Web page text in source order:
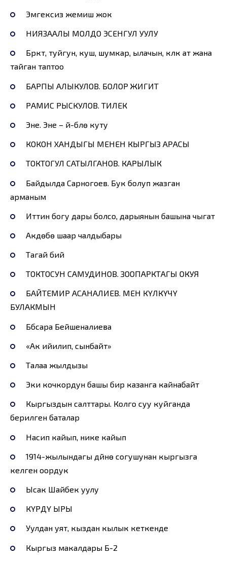
Эмгексиз жемиш жок
НИЯЗААЛЫ МОЛДО ЭСЕНГУЛ УУЛУ
Бүркүт, туйгун, куш, шумкар, ылачын, күлүк ат жана
тайган таптоо
БАРПЫ АЛЫКУЛОВ. БОЛОР ЖИГИТ
РАМИС РЫСКУЛОВ. ТИЛЕК
Эне. Эне – үй-бүлө куту
КОКОН ХАНДЫГЫ МЕНЕН КЫРГЫЗ АРАСЫ
ТОКТОГУЛ САТЫЛГАНОВ. КАРЫЛЫК
Байдылда Сарногоев. Бук болуп жазган
арманым
Иттин богу дары болсо, дарыянын башына чыгат
Акдөбө шаар чалдыбары
Тагай бий
ТОКТОСУН САМУДИНОВ. ЗООПАРКТАГЫ ОКУЯ
БАЙТЕМИР АСАНАЛИЕВ. МЕН КҮЛКҮЧҮ
БУЛАКМЫН
Бүбүсара Бейшеналиева
«Ак ийилип, сынбайт»
Талаа жылдызы
Эки кочкордун башы бир казанга кайнабайт
Кыргыздын салттары. Колго суу куйганда
берилген баталар
Насип кайып, нике кайып
1914-жылындагы дүйнө согушунан кыргызга
келген оордук
Ысак Шайбек уулу
КҮРДҮ ЫРЫ
Уулдан уят, кыздан кылык кеткенде
Кыргыз макалдары Б-2